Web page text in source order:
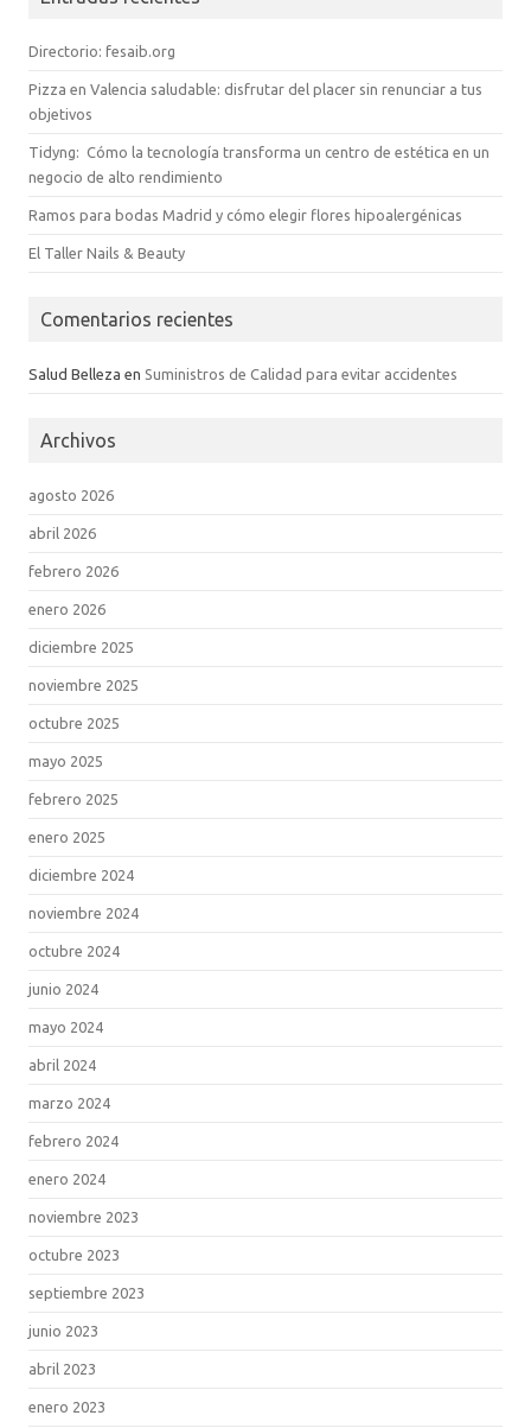
Directorio: fesaib.org
Pizza en Valencia saludable: disfrutar del placer sin renunciar a tus
objetivos
Tidyng: Cómo la tecnología transforma un centro de estética en un
negocio de alto rendimiento
Ramos para bodas Madrid y cómo elegir flores hipoalergénicas
El Taller Nails & Beauty
Comentarios recientes
Salud Belleza en Suministros de Calidad para evitar accidentes
Archivos
agosto 2026
abril 2026
febrero 2026
enero 2026
diciembre 2025
noviembre 2025
octubre 2025
mayo 2025
febrero 2025
enero 2025
diciembre 2024
noviembre 2024
octubre 2024
junio 2024
mayo 2024
abril 2024
marzo 2024
febrero 2024
enero 2024
noviembre 2023
octubre 2023
septiembre 2023
junio 2023
abril 2023
enero 2023